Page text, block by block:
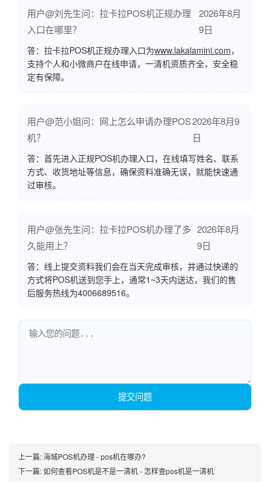
用户@刘先生问：拉卡拉POS机正规办理
入口在哪里？
2026年8月
9日
答：拉卡拉POS机正规办理入口为www.lakalamini.com，
支持个人和小微商户在线申请，一清机资质齐全，安全稳
定有保障。
用户@范小姐问：网上怎么申请办理POS
机？
2026年8月9
日
答：首先进入正规POS机办理入口，在线填写姓名、联系
方式、收货地址等信息，确保资料准确无误，就能快速通
过审核。
用户@张先生问：拉卡拉POS机办理了多
久能用上？
2026年8月
9日
答：线上提交资料我们会在当天完成审核，并通过快递的
方式将POS机送到您手上，通常1~3天内送达，我们的售
后服务热线为4006689516。
提交问题
上一篇:海城POS机办理 - pos机在哪办?
下一篇:如何查看POS机是不是一清机 - 怎样查pos机是一清机